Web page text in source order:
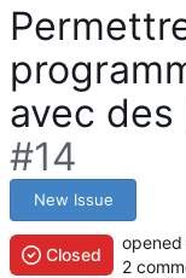
avec
#14
New Issue
Closed
opened
2